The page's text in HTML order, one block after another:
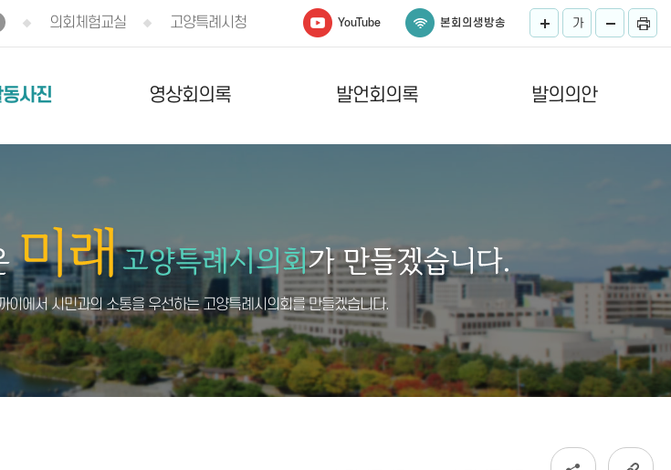
의회체험교실 고양특례시청 YouTube 본회의생방송 가
사진 영상회의록 발언회의록 발의의안
이에서 시민과의 소통을 우선하는 고양특례시의회를 만들겠습니다.